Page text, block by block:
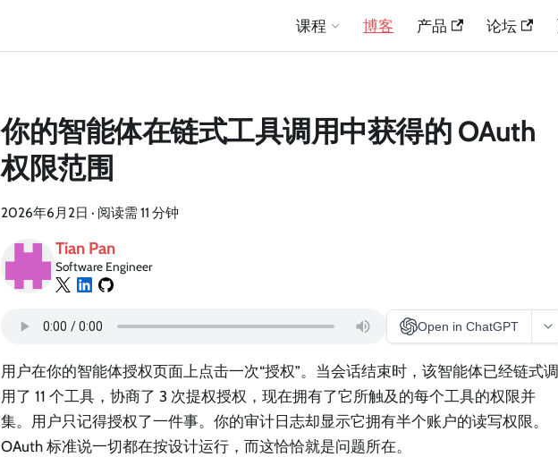
课程 博客 产品 论坛
你的智能体在链式工具调用中获得的 OAuth
权限范围
2026年6月2日 · 阅读需 11 分钟
Tian Pan
Software Engineer
Open in ChatGPT
用户在你的智能体授权页面上点击一次“授权”。当会话结束时，该智能体已经链式调
用了 11 个工具，协商了 3 次提权授权，现在拥有了它所触及的每个工具的权限并
集。用户只记得授权了一件事。你的审计日志却显示它拥有半个账户的读写权限。
OAuth 标准说一切都在按设计运行，而这恰恰就是问题所在。